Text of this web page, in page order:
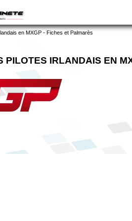
en MXGP - Fiches et Palmarès
PILOTES IRLANDAIS EN